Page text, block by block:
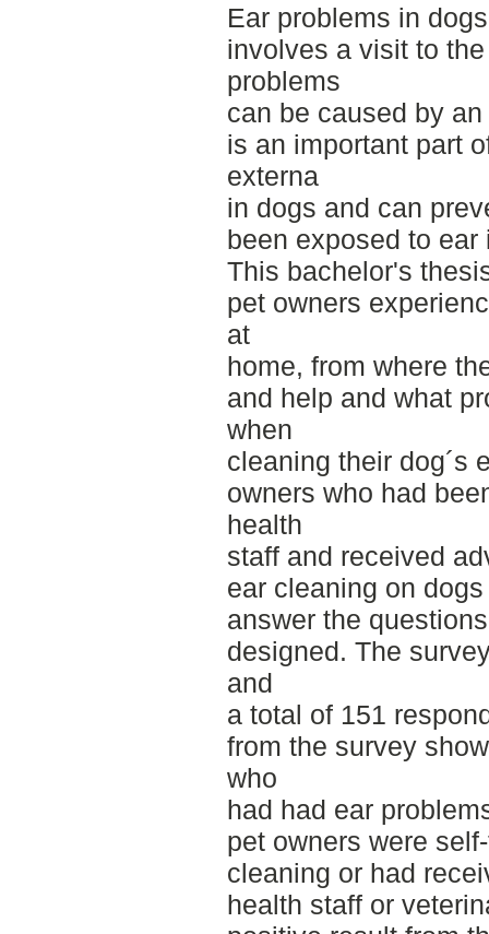
Ear problems in
involves a visit to
problems
can be caused by
is an important part
externa
in dogs and can
been exposed to
This bachelor's
pet owners
at
home, from where
and help and what
when
cleaning their dog´s
owners who had
health
staff and received
ear cleaning on
answer the
designed. The
and
a total of 151
from the survey
who
had had ear
pet owners were
cleaning or had
health staff or